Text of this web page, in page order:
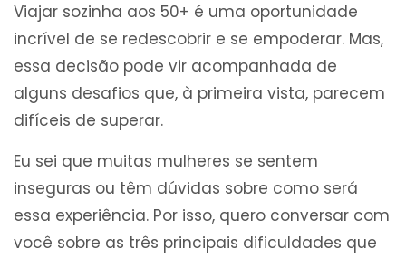
Viajar sozinha aos 50+ é uma oportunidade
incrível de se redescobrir e se empoderar. Mas,
essa decisão pode vir acompanhada de
alguns desafios que, à primeira vista, parecem
difíceis de superar.
Eu sei que muitas mulheres se sentem
inseguras ou têm dúvidas sobre como será
essa experiência. Por isso, quero conversar com
você sobre as três principais dificuldades que